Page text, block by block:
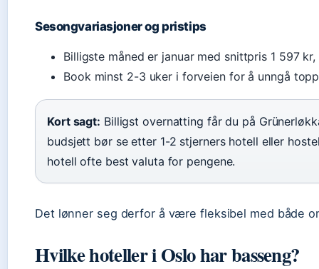
Sesongvariasjoner og pristips
Billigste måned er januar med snittpris 1 597
Book minst 2-3 uker i forveien for å unngå
Kort sagt: Billigst overnatting får du på
budsjett bør se etter 1-2 stjerners hotell eller
hotell ofte best valuta for pengene.
Det lønner seg derfor å være fleksibel med både
Hvilke hoteller i Oslo har basseng?